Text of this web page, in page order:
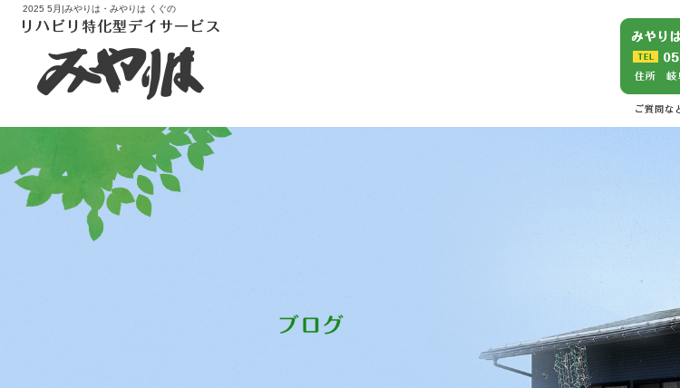
2025 5月|みやりは・みやりは くぐの